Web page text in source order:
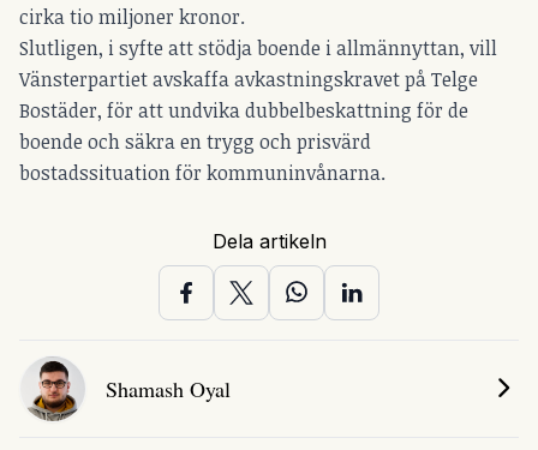
cirka tio miljoner kronor.
Slutligen, i syfte att stödja boende i allmännyttan, vill
Vänsterpartiet avskaffa avkastningskravet på Telge
Bostäder, för att undvika dubbelbeskattning för de
boende och säkra en trygg och prisvärd
bostadssituation för kommuninvånarna.
Dela artikeln
Shamash Oyal